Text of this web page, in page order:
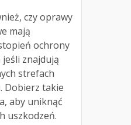
czy oprawy
mają
ochrony
jeśli znajdują
strefach
Dobierz takie
aby uniknąć
uszkodzeń.